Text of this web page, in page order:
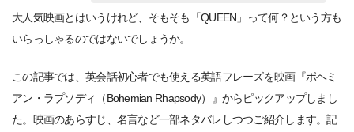
大人気映画とはいうけれど、そもそも「QUEEN」って何？という方も
いらっしゃるのではないでしょうか。
この記事では、英会話初心者でも使える英語フレーズを映画『ボヘミ
アン・ラプソディ（Bohemian Rhapsody）』からピックアップしまし
た。映画のあらすじ、名言など一部ネタバレしつつご紹介します。記